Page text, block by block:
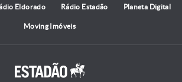
Eldorado Rádio Estadão Planeta Digital
Moving Imóveis